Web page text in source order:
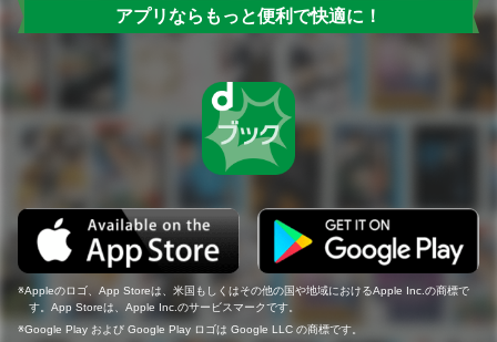
アプリならもっと便利で快適に！
Appleのロゴ、App Storeは、米国もしくはその他の国や地域におけるApple Inc.の商標で
す。App Storeは、Apple Inc.のサービスマークです。
Google Play および Google Play ロゴは Google LLC の商標です。